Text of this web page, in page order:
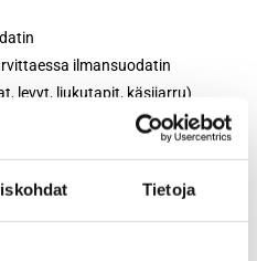
Tietoja
ilmansuodatin
levyt, liukutapit, käsijarru)
(nivelten ja puslien
ohjaustehostimen